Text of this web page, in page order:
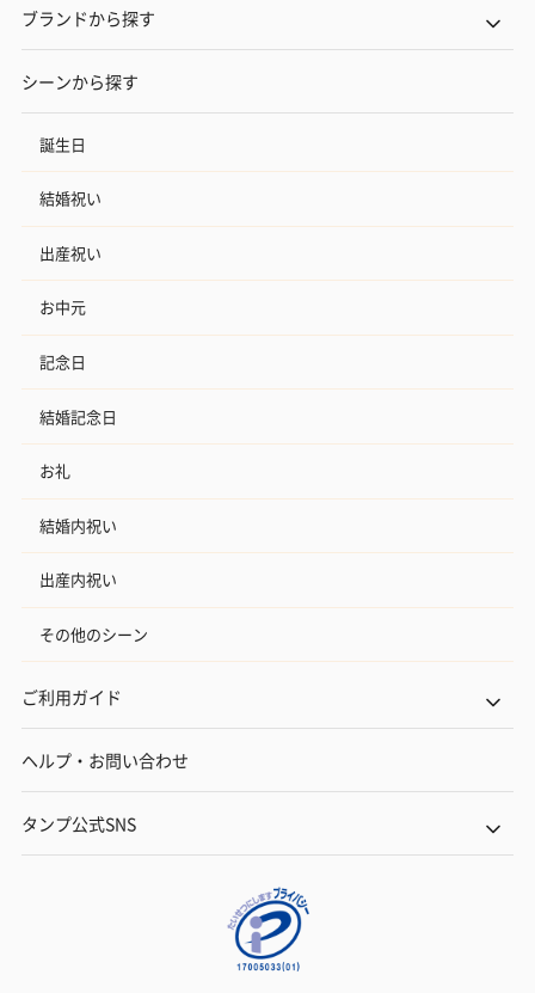
ブランドから探す
シーンから探す
誕生日
結婚祝い
出産祝い
お中元
記念日
結婚記念日
お礼
結婚内祝い
出産内祝い
その他のシーン
ご利用ガイド
ヘルプ・お問い合わせ
タンプ公式SNS